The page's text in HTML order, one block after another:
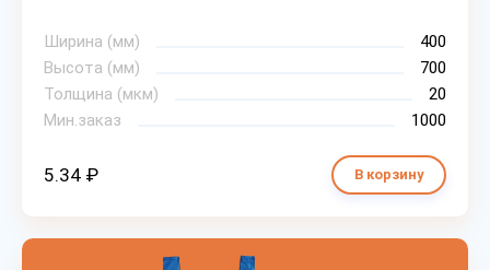
Ширина (мм)
400
Высота (мм)
700
Толщина (мкм)
20
Мин.заказ
1000
5.34 ₽ В корзину